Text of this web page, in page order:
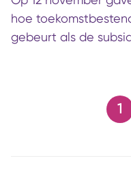
hoe
gebeurt als de
1